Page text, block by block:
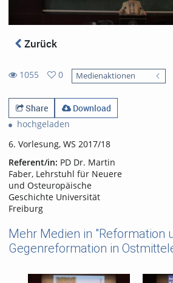
Zurück
1055
views
0
favorites
Medienaktionen
Share
Download
hochgeladen
6. Vorlesung, WS 2017/18
Referent/in: PD Dr. Martin
Faber, Lehrstuhl für Neuere
und Osteuropäische
Geschichte Universität
Freiburg
Mehr Medien in "Reformation
Gegenreformation in